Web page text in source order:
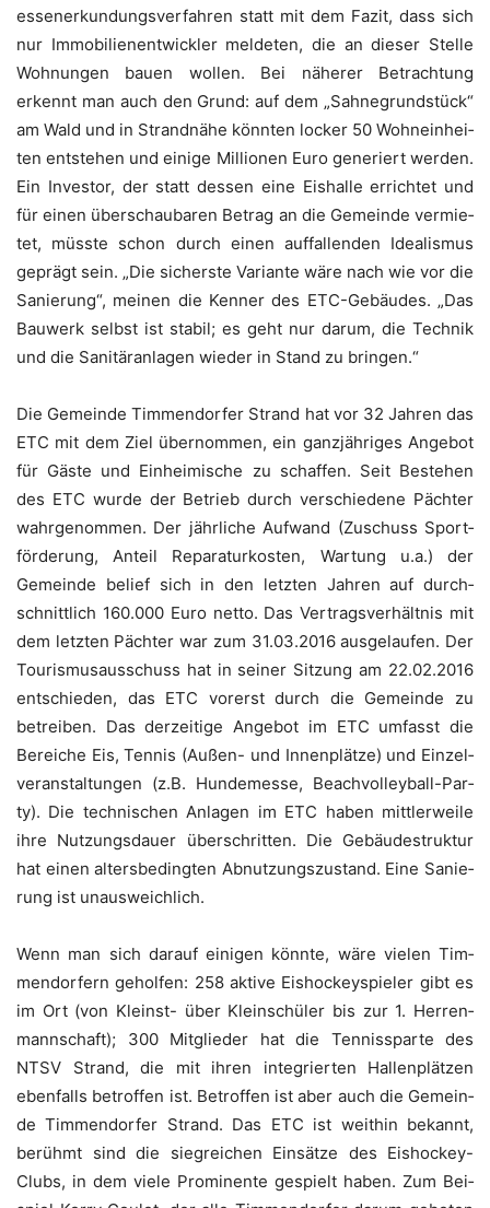
es­sen­er­kun­dungs­ver­fah­ren statt mit dem Fazit, dass sich
nur Immo­bi­li­en­ent­wick­ler mel­de­ten, die an die­ser Stel­le
Woh­nun­gen bau­en wol­len. Bei nähe­rer Betrach­tung
erkennt man auch den Grund: auf dem „Sah­ne­grund­stück“
am Wald und in Strand­nä­he könn­ten locker 50 Wohn­ein­hei­
ten ent­ste­hen und eini­ge Mil­lio­nen Euro gene­riert wer­den.
Ein Inves­tor, der statt des­sen eine Eis­hal­le errich­tet und
für einen über­schau­ba­ren Betrag an die Gemein­de ver­mie­
tet, müss­te schon durch einen auf­fal­len­den Idea­lis­mus
geprägt sein. „Die sichers­te Vari­an­te wäre nach wie vor die
Sanie­rung“, mei­nen die Ken­ner des ETC-Gebäu­des. „Das
Bau­werk selbst ist sta­bil; es geht nur dar­um, die Tech­nik
und die Sani­tär­an­la­gen wie­der in Stand zu bringen.“
Die Gemein­de Tim­men­dor­fer Strand hat vor 32 Jah­ren das
ETC mit dem Ziel über­nom­men, ein ganz­jäh­ri­ges Ange­bot
für Gäs­te und Ein­hei­mi­sche zu schaf­fen. Seit Bestehen
des ETC wur­de der Betrieb durch ver­schie­de­ne Päch­ter
wahr­ge­nom­men. Der jähr­li­che Auf­wand (Zuschuss Sport­
för­de­rung, Anteil Repa­ra­tur­kos­ten, War­tung u.a.) der
Gemein­de belief sich in den letz­ten Jah­ren auf durch­
schnitt­lich 160.000 Euro net­to. Das Ver­trags­ver­hält­nis mit
dem letz­ten Päch­ter war zum 31.03.2016 aus­ge­lau­fen. Der
Tou­ris­mus­aus­schuss hat in sei­ner Sit­zung am 22.02.2016
ent­schie­den, das ETC vor­erst durch die Gemein­de zu
betrei­ben. Das der­zei­ti­ge Ange­bot im ETC umfasst die
Berei­che Eis, Ten­nis (Außen- und Innen­plät­ze) und Ein­zel­
ver­an­stal­tun­gen (z.B. Hun­de­mes­se, Beach­vol­ley­ball-Par­
ty). Die tech­ni­schen Anla­gen im ETC haben mitt­ler­wei­le
ihre Nut­zungs­dau­er über­schrit­ten. Die Gebäu­de­struk­tur
hat einen alters­be­ding­ten Abnut­zungs­zu­stand. Eine Sanie­
rung ist unausweichlich.
Wenn man sich dar­auf eini­gen könn­te, wäre vie­len Tim­
men­dor­fern gehol­fen: 258 akti­ve Eis­ho­ckey­spie­ler gibt es
im Ort (von Kleinst- über Klein­schü­ler bis zur 1. Her­ren­
mann­schaft); 300 Mit­glie­der hat die Ten­nis­spar­te des
NTSV Strand, die mit ihren inte­grier­ten Hal­len­plät­zen
eben­falls betrof­fen ist. Betrof­fen ist aber auch die Gemein­
de Tim­men­dor­fer Strand. Das ETC ist weit­hin bekannt,
berühmt sind die sieg­rei­chen Ein­sät­ze des Eis­ho­ckey-
Clubs, in dem vie­le Pro­mi­nen­te gespielt haben. Zum Bei­